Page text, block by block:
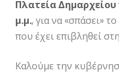
Πλατεία
μ.μ., για να «σπάσει»
που έχει επιβληθεί
Καλούμε την